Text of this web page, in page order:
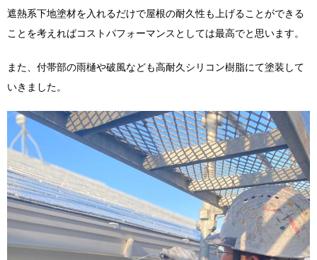
遮熱系下地塗材を入れるだけで屋根の耐久性も上げることができる
ことを考えればコストパフォーマンスとしては最高でと思います。
また、付帯部の雨樋や破風なども高耐久シリコン樹脂にて塗装して
いきました。